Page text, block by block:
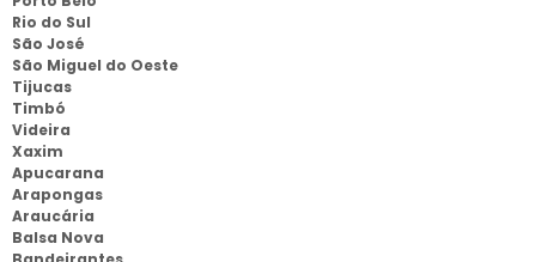
Rio do Sul
São José
São Miguel do Oeste
Tijucas
Timbó
Videira
Xaxim
Apucarana
Arapongas
Araucária
Balsa Nova